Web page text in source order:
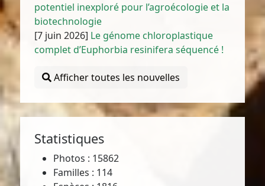
potentiel inexploré pour l’agroécologie et la
biotechnologie
[7 juin 2026] Le génome chloroplastique
complet d’Euphorbia resinifera séquencé !
Afficher toutes les nouvelles
Statistiques
Photos : 15862
Familles : 114